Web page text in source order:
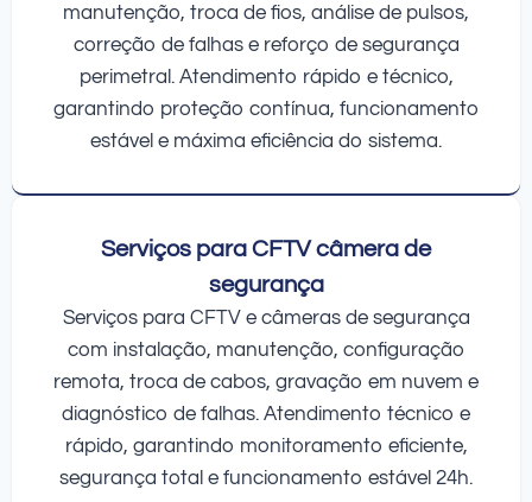
manutenção, troca de fios, análise de pulsos,
correção de falhas e reforço de segurança
perimetral. Atendimento rápido e técnico,
garantindo proteção contínua, funcionamento
estável e máxima eficiência do sistema.
Serviços para CFTV câmera de
segurança
Serviços para CFTV e câmeras de segurança
com instalação, manutenção, configuração
remota, troca de cabos, gravação em nuvem e
diagnóstico de falhas. Atendimento técnico e
rápido, garantindo monitoramento eficiente,
segurança total e funcionamento estável 24h.